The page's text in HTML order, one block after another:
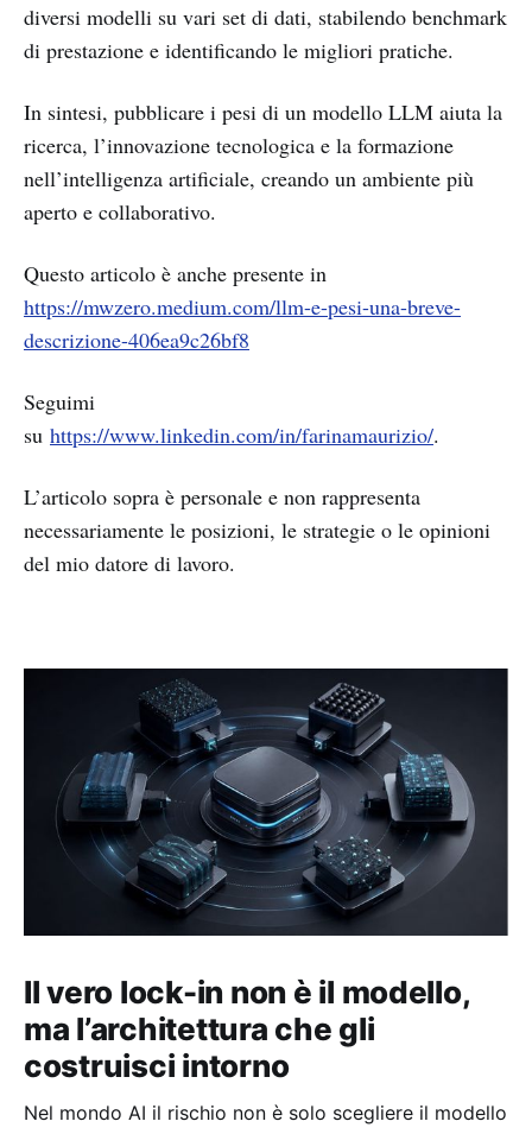
diversi modelli su vari set di dati, stabilendo benchmark
di prestazione e identificando le migliori pratiche.
In sintesi, pubblicare i pesi di un modello LLM aiuta la
ricerca, l’innovazione tecnologica e la formazione
nell’intelligenza artificiale, creando un ambiente più
aperto e collaborativo.
Questo articolo è anche presente in
https://mwzero.medium.com/llm-e-pesi-una-breve-
descrizione-406ea9c26bf8
Seguimi
su https://www.linkedin.com/in/farinamaurizio/.
L’articolo sopra è personale e non rappresenta
necessariamente le posizioni, le strategie o le opinioni
del mio datore di lavoro.
Il vero lock-in non è il modello,
ma l’architettura che gli
costruisci intorno
Nel mondo AI il rischio non è solo scegliere il modello